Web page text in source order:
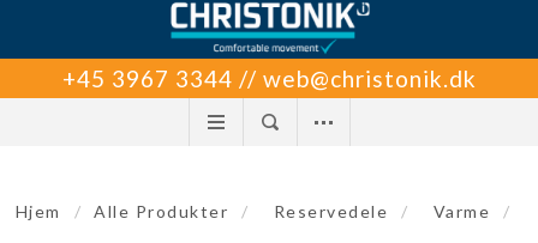
+45 3967 3344 // web@christonik.dk
Hjem / Alle Produkter / Reservedele / Varme /